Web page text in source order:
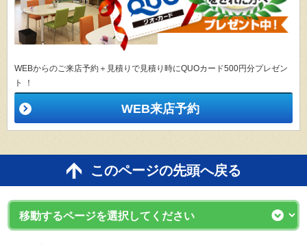
WEBからのご来店予約＋見積りで見積り時にQUOカード500円分プレゼン
ト ！
WEB来店予約
このページの先頭へ戻る